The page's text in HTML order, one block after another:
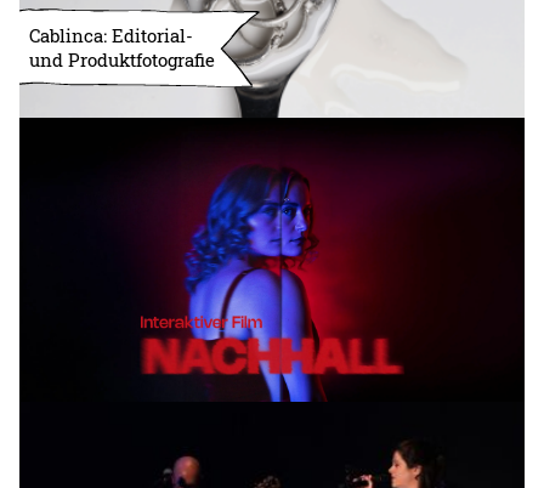
Cablinca: Editorial-
und Produktfotografie